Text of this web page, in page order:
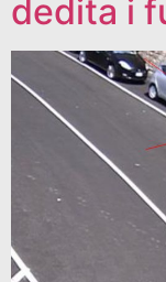
dedita i